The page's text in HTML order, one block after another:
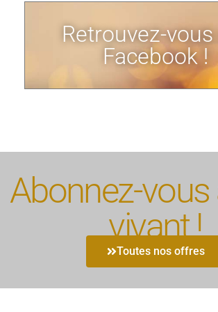
Retrouvez-
Facebook !
Abonnez-vous
vivant !
Toutes nos offres